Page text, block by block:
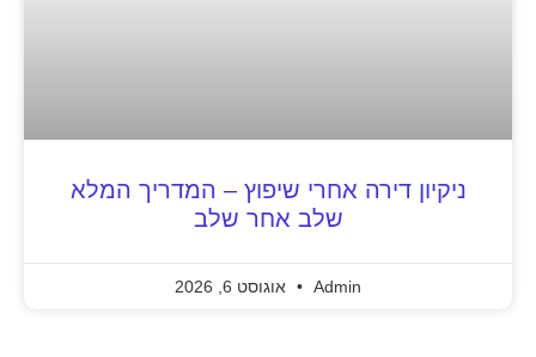
ניקיון דירה אחרי שיפוץ – המדריך המלא
שלב אחר שלב
Admin אוגוסט 6, 2026